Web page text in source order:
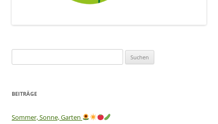
nach:
BEITRÄGE
Sommer, Sonne, Garten